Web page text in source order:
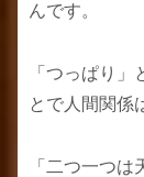
んです。
「つっぱり
とで人間関係
「二つ一つ